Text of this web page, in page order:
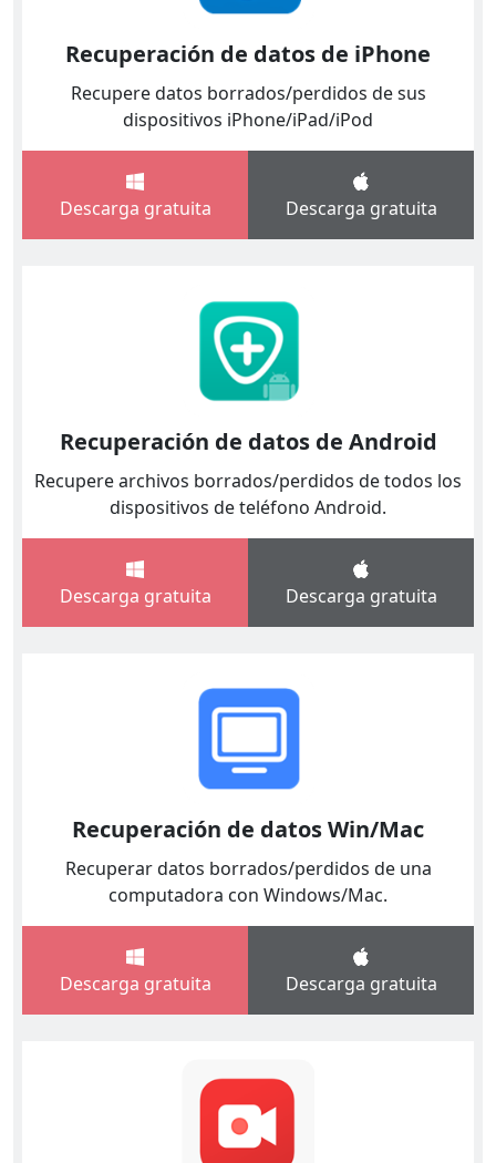
Recuperación de datos de iPhone
Recupere datos borrados/perdidos de sus
dispositivos iPhone/iPad/iPod
Descarga gratuita Descarga gratuita
Recuperación de datos de Android
Recupere archivos borrados/perdidos de todos los
dispositivos de teléfono Android.
Descarga gratuita Descarga gratuita
Recuperación de datos Win/Mac
Recuperar datos borrados/perdidos de una
computadora con Windows/Mac.
Descarga gratuita Descarga gratuita